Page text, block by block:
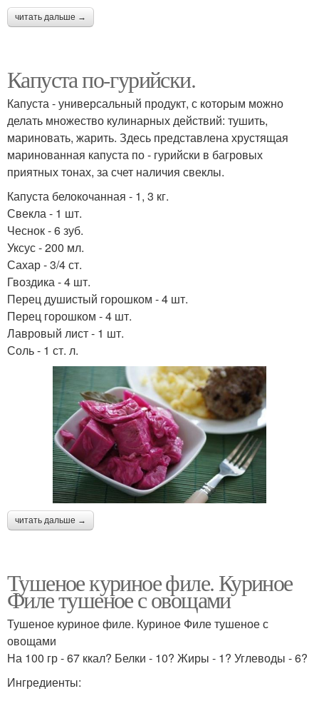
читать дальше →
Капуста по-гурийски.
Капуста - универсальный продукт, с которым можно
делать множество кулинарных действий: тушить,
мариновать, жарить. Здесь представлена хрустящая
маринованная капуста по - гурийски в багровых
приятных тонах, за счет наличия свеклы.
Капуста белокочанная - 1, 3 кг.
Свекла - 1 шт.
Чеснок - 6 зуб.
Уксус - 200 мл.
Сахар - 3/4 ст.
Гвоздика - 4 шт.
Перец душистый горошком - 4 шт.
Перец горошком - 4 шт.
Лавровый лист - 1 шт.
Соль - 1 ст. л.
читать дальше →
Тушеное куриное филе. Куриное
Филе тушеное с овощами
Тушеное куриное филе. Куриное Филе тушеное с
овощами
На 100 гр - 67 ккал? Белки - 10? Жиры - 1? Углеводы - 6?
Ингредиенты: